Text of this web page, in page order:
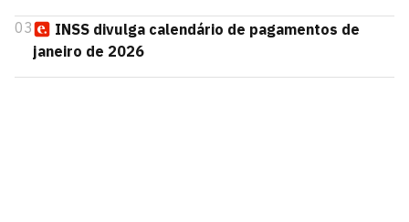
03
INSS divulga calendário de pagamentos de
janeiro de 2026